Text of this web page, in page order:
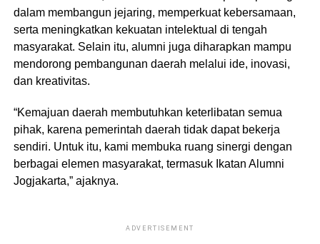
dalam membangun jejaring, memperkuat kebersamaan,
serta meningkatkan kekuatan intelektual di tengah
masyarakat. Selain itu, alumni juga diharapkan mampu
mendorong pembangunan daerah melalui ide, inovasi,
dan kreativitas.
“Kemajuan daerah membutuhkan keterlibatan semua
pihak, karena pemerintah daerah tidak dapat bekerja
sendiri. Untuk itu, kami membuka ruang sinergi dengan
berbagai elemen masyarakat, termasuk Ikatan Alumni
Jogjakarta,” ajaknya.
ADVERTISEMENT